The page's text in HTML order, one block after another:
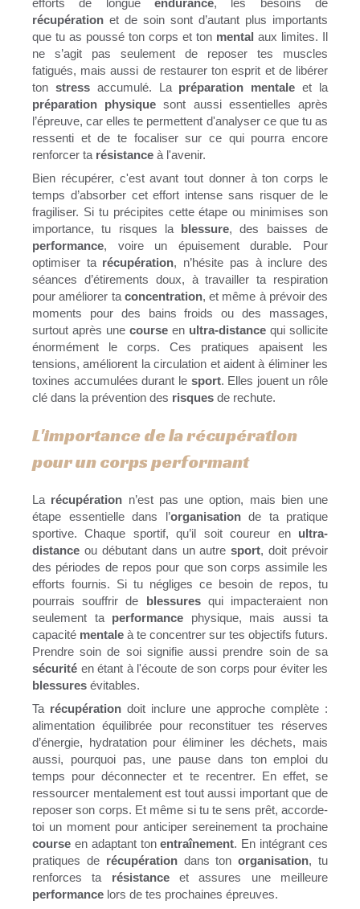
récupération et de soin sont d’autant plus importants
que tu as poussé ton corps et ton mental aux limites. Il
ne s’agit pas seulement de reposer tes muscles
fatigués, mais aussi de restaurer ton esprit et de libérer
ton stressaccumulé. La préparation mentale et la
préparation physique sont aussi essentielles après
l’épreuve, car elles te permettent d'analyser ce que tu as
ressenti et de te focaliser sur ce qui pourra encore
renforcer ta résistance à l'avenir.
Bien récupérer, c'est avant tout donner à ton corps le
temps d’absorber cet effort intense sans risquer de le
fragiliser. Si tu précipites cette étape ou minimises son
importance, tu risques la blessure, des baisses de
performance, voire un épuisement durable. Pour
optimiser ta récupération, n’hésite pas à inclure des
séances d’étirements doux, à travailler ta respiration
pour améliorer ta concentration, et même à prévoir des
moments pour des bains froids ou des massages,
surtout après une course en ultra-distance qui sollicite
énormément le corps. Ces pratiques apaisent les
tensions, améliorent la circulation et aident à éliminer les
toxines accumulées durant le sport. Elles jouent un rôle
clé dans la prévention des risques de rechute.
L'importance de la récupération
pour un corps performant
La récupération n’est pas une option, mais bien une
étape essentielle dans l’organisationde ta pratique
sportive. Chaque sportif, qu’il soit coureur en ultra-
distance ou débutant dans un autresport, doit prévoir
des périodes de repos pour que son corps assimile les
efforts fournis. Si tu négliges ce besoin de repos, tu
pourrais souffrir de blessuresqui impacteraient non
seulement ta performance physique, mais aussi ta
capacité mentale à te concentrer sur tes objectifs futurs.
Prendre soin de soi signifie aussi prendre soin de sa
sécurité en étant à l'écoute de son corps pour éviter les
blessures évitables.
Ta récupération doit inclure une approche complète :
alimentation équilibrée pour reconstituer tes réserves
d’énergie, hydratation pour éliminer les déchets, mais
aussi, pourquoi pas, une pause dans ton emploi du
temps pour déconnecter et te recentrer. En effet, se
ressourcer mentalement est tout aussi important que de
reposer son corps. Et même si tu te sens prêt, accorde-
toi un moment pour anticiper sereinement ta prochaine
course en adaptant tonentraînement. En intégrant ces
pratiques de récupération dans tonorganisation, tu
renforces ta résistanceet assures une meilleure
performance lors de tes prochaines épreuves.